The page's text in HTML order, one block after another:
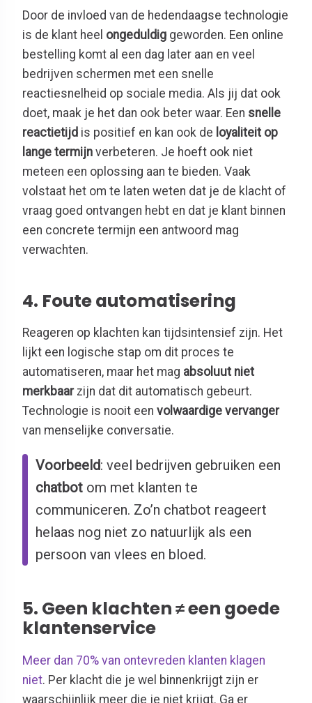
Door de invloed van de hedendaagse technologie
is de klant heel ongeduldig geworden. Een online
bestelling komt al een dag later aan en veel
bedrijven schermen met een snelle
reactiesnelheid op sociale media. Als jij dat ook
doet, maak je het dan ook beter waar. Een snelle
reactietijd is positief en kan ook de loyaliteit op
lange termijn verbeteren. Je hoeft ook niet
meteen een oplossing aan te bieden. Vaak
volstaat het om te laten weten dat je de klacht of
vraag goed ontvangen hebt en dat je klant binnen
een concrete termijn een antwoord mag
verwachten.
4. Foute automatisering
Reageren op klachten kan tijdsintensief zijn. Het
lijkt een logische stap om dit proces te
automatiseren, maar het mag absoluut niet
merkbaar zijn dat dit automatisch gebeurt.
Technologie is nooit een volwaardige vervanger
van menselijke conversatie.
Voorbeeld: veel bedrijven gebruiken een
chatbot om met klanten te
communiceren. Zo’n chatbot reageert
helaas nog niet zo natuurlijk als een
persoon van vlees en bloed.
5. Geen klachten ≠ een goede
klantenservice
Meer dan 70% van ontevreden klanten klagen
niet. Per klacht die je wel binnenkrijgt zijn er
waarschijnlijk meer die je niet krijgt. Ga er